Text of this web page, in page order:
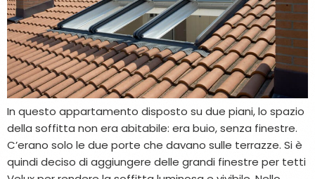
In questo appartamento disposto su due piani, lo spazio
della soffitta non era abitabile: era buio, senza finestre.
C’erano solo le due porte che davano sulle terrazze. Si è
quindi deciso di aggiungere delle grandi finestre per tetti